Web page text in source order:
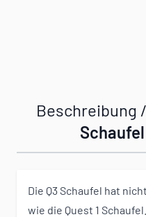
Beschreibung /
Schaufel
Die Q3 Schaufel hat
wie die Quest 1